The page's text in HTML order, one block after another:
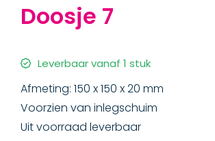
Doosje 7
Leverbaar vanaf 1 stuk
Afmeting: 150 x 150 x 20 mm
Voorzien van inlegschuim
Uit voorraad leverbaar
MERCHANDISE
BADGES & LABELS